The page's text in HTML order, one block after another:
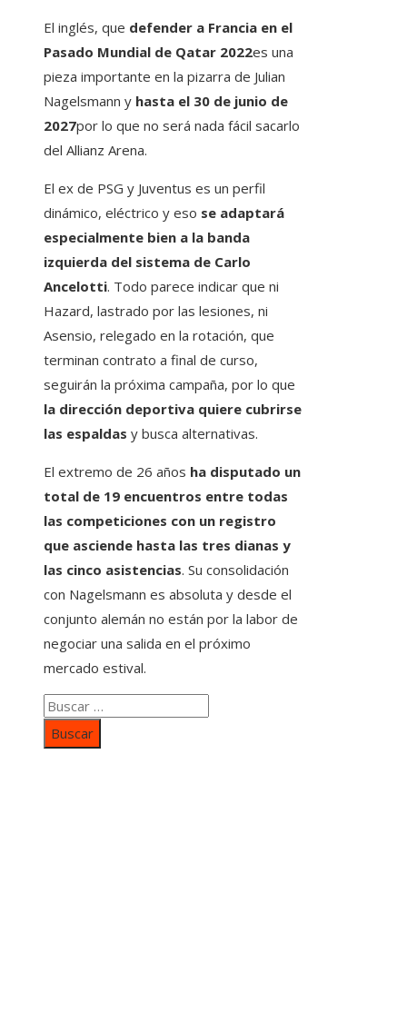
El inglés, que defender a Francia en el
Pasado Mundial de Qatar 2022es una
pieza importante en la pizarra de Julian
Nagelsmann y hasta el 30 de junio de
2027por lo que no será nada fácil sacarlo
del Allianz Arena.
El ex de PSG y Juventus es un perfil
dinámico, eléctrico y eso se adaptará
especialmente bien a la banda
izquierda del sistema de Carlo
Ancelotti. Todo parece indicar que ni
Hazard, lastrado por las lesiones, ni
Asensio, relegado en la rotación, que
terminan contrato a final de curso,
seguirán la próxima campaña, por lo que
la dirección deportiva quiere cubrirse
las espaldas y busca alternativas.
El extremo de 26 años ha disputado un
total de 19 encuentros entre todas
las competiciones con un registro
que asciende hasta las tres dianas y
las cinco asistencias. Su consolidación
con Nagelsmann es absoluta y desde el
conjunto alemán no están por la labor de
negociar una salida en el próximo
mercado estival.
Buscar: